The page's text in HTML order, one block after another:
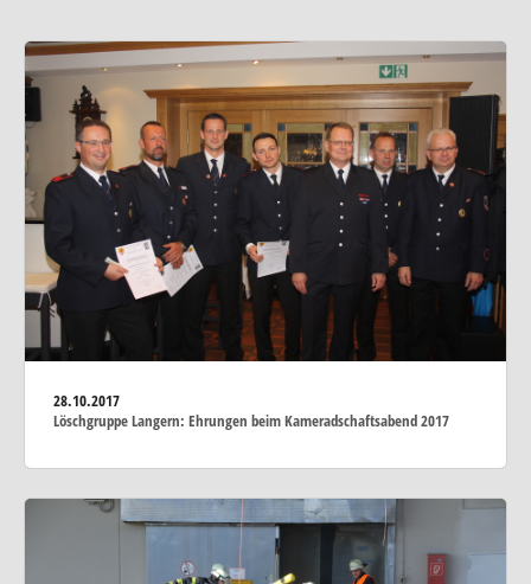
28.10.2017
Löschgruppe Langern: Ehrungen beim Kameradschaftsabend 2017